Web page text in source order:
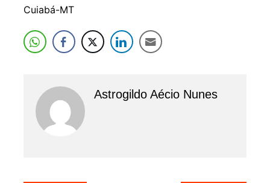
Cuiabá-MT
Astrogildo Aécio Nunes